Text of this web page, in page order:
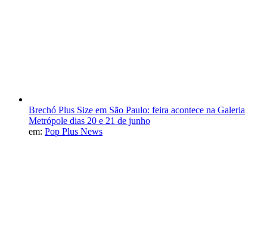
Brechó Plus Size em São Paulo: feira acontece na Galeria
Metrópole dias 20 e 21 de junho
em: Pop Plus News